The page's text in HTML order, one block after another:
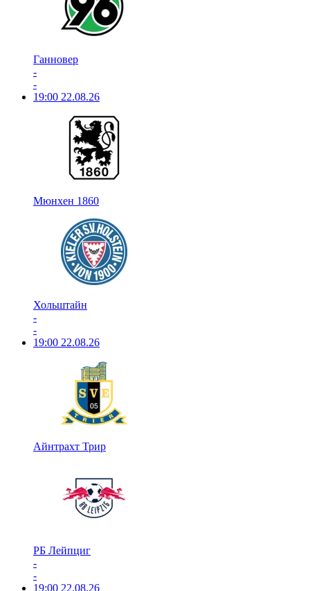
Ганновер
-
-
19:00 22.08.26
Мюнхен 1860
Хольштайн
-
-
19:00 22.08.26
Айнтрахт Трир
РБ Лейпциг
-
-
19:00 22.08.26